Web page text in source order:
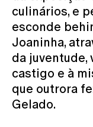
culinários, e
esconde
Joaninha,
da juventude,
castigo e à
que outrora
Gelado.